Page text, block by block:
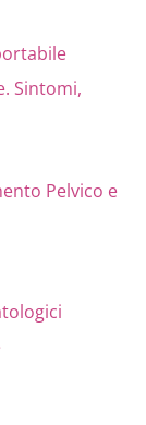
Sintomi,
Pelvico e